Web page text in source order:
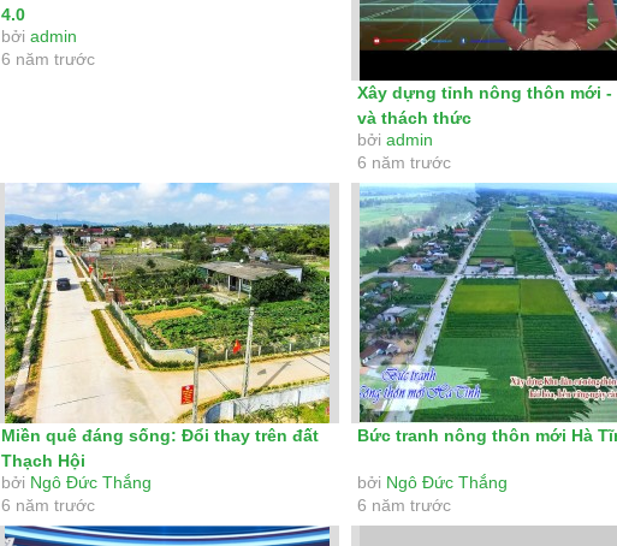
4.0
bởiadmin
6 năm trước
Xây dựng tỉnh nông thôn mới
và thách thức
bởi admin
6 năm trước
Miền quê đáng sống: Đổi thay trên đất
Thạch Hội
bởi Ngô Đức Thắng
6 năm trước
Bức tranh nông thôn mới Hà
bởi Ngô Đức Thắng
6 năm trước